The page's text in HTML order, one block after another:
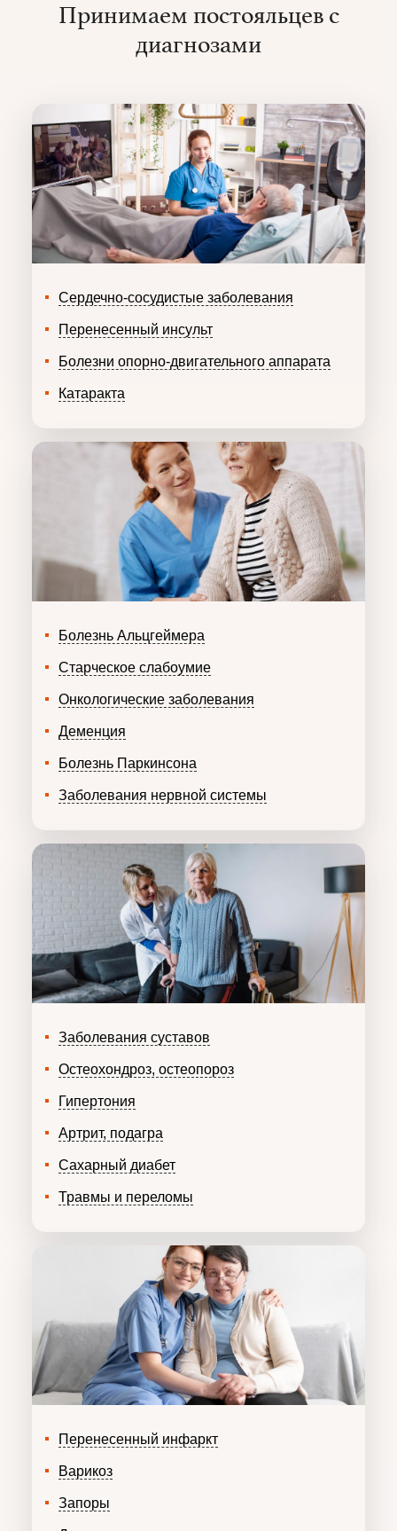
Принимаем постояльцев с
диагнозами
Сердечно-сосудистые заболевания
Перенесенный инсульт
Болезни опорно-двигательного аппарата
Катаракта
Болезнь Альцгеймера
Старческое слабоумие
Онкологические заболевания
Деменция
Болезнь Паркинсона
Заболевания нервной системы
Заболевания суставов
Остеохондроз, остеопороз
Гипертония
Артрит, подагра
Сахарный диабет
Травмы и переломы
Перенесенный инфаркт
Варикоз
Запоры